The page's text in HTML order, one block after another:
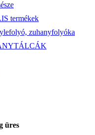
termékek
zuhanyfolyóka
üres